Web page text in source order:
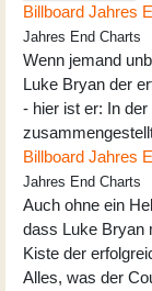
Billboard Jahres
Jahres End Charts
Wenn jemand
Luke Bryan der
- hier ist er: In
Billboard Jahres
Jahres End Charts
Auch ohne ein
dass Luke Bryan
Kiste der
Alles, was der